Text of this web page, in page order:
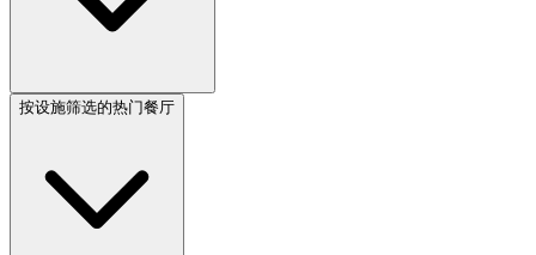
按设施筛选的热门餐厅